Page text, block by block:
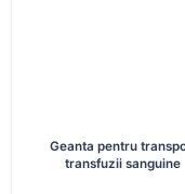
Geanta pentru
transfuzii sanguine